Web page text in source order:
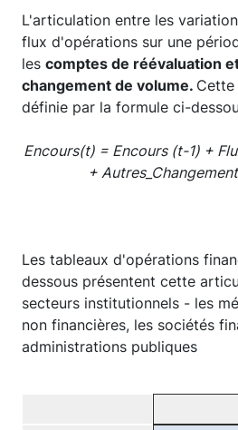
L'articulation entre les
flux d'opérations sur une
les comptes de réévaluation
changement de volume.
définie par la formule ci-
Encours(t) = Encours (t-1) +
+
Les tableaux d'opérations
dessous présentent cette
secteurs institutionnels - les
non financières, les sociétés
administrations publiques